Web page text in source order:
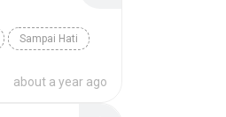
Sampai Hati
about a year ago